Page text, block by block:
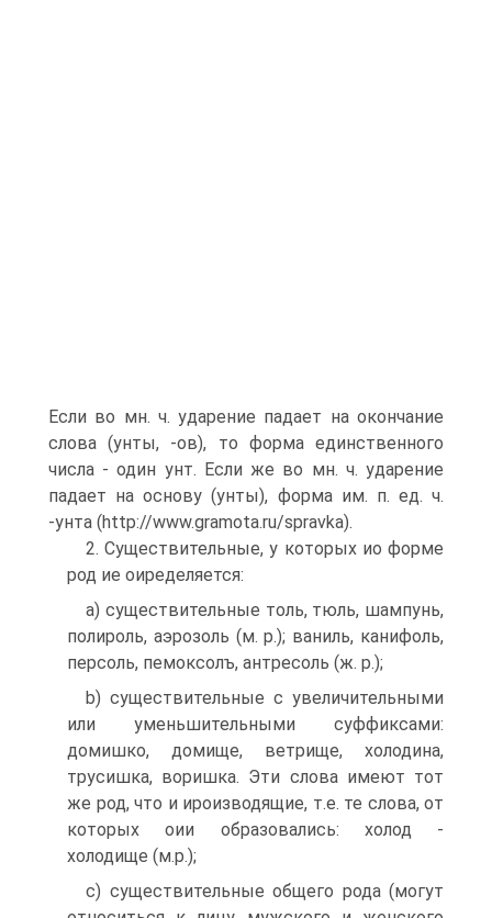
Если во мн. ч. ударение падает на окончание
слова (унты, -ов), то форма единственного
числа - один унт. Если же во мн. ч. ударение
падает на основу (унты), форма им. п. ед. ч.
-унта (http://www.gramota.ru/spravka).
2. Существительные, у которых ио форме
род ие оиределяется:
a) существительные толь, тюль, шампунь,
полироль, аэрозоль (м. р.); ваниль, канифоль,
персоль, пемоксолъ, антресоль (ж. р.);
b) существительные с увеличительными
или уменьшительными суффиксами:
домишко, домище, ветрище, холодина,
трусишка, воришка. Эти слова имеют тот
же род, что и ироизводящие, т.е. те слова, от
которых оии образовались: холод -
холодище (м.р.);
c) существительные общего рода (могут